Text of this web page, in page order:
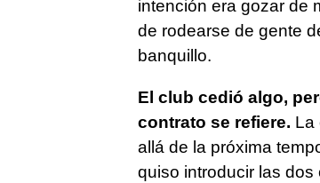
intención era gozar de
de rodearse de gente
banquillo.
El club cedió algo,
contrato se refiere. La
allá de la próxima
quiso introducir las